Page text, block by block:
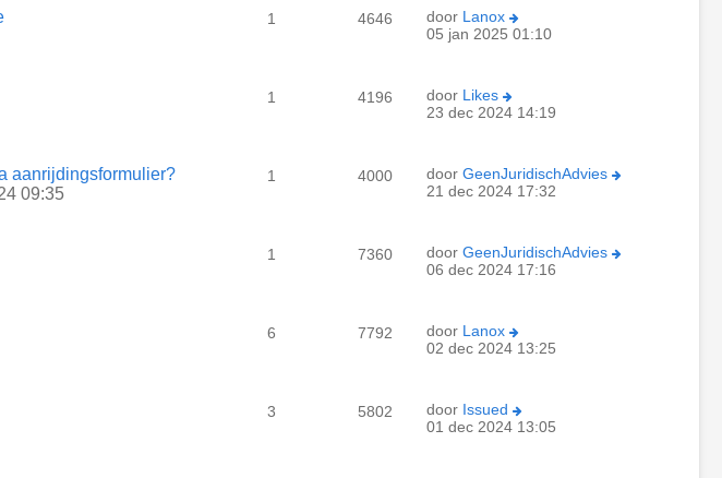
1 4646 door Lanox
05 jan 2025 01:10
1 4196 door Likes
23 dec 2024 14:19
aanrijdingsformulier?
09:35
1 4000 door GeenJuridischAdvies
21 dec 2024 17:32
1 7360 door GeenJuridischAdvies
06 dec 2024 17:16
6 7792 door Lanox
02 dec 2024 13:25
3 5802 door Issued
01 dec 2024 13:05